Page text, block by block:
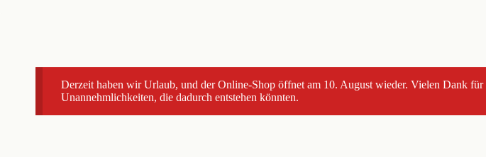
Derzeit haben wir Urlaub, und der Online-Shop öffnet am 10. August wieder. Vielen Dank
Unannehmlichkeiten, die dadurch entstehen könnten.